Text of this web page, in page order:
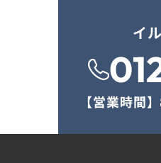
イ
【営業時間】